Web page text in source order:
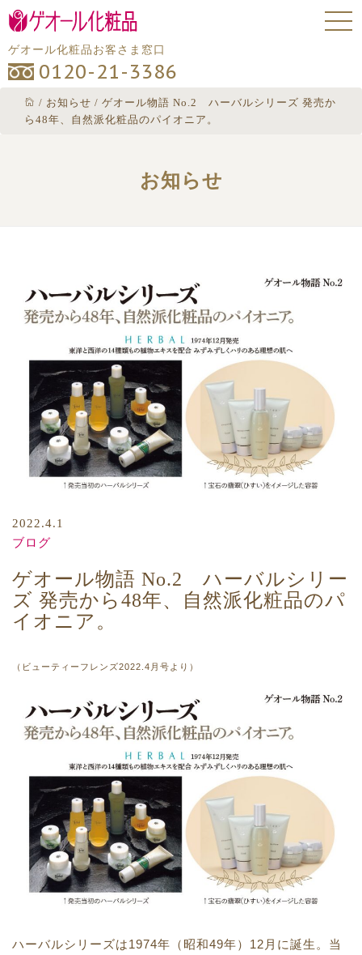
ゲオール化粧品お客さま窓口
0120-21-3386
/ お知らせ / ゲオール物語 No.2 ハーバルシリーズ 発売か
ら48年、自然派化粧品のパイオニア。
お知らせ
2022.4.1
ブログ
ゲオール物語 No.2 ハーバルシリー
ズ 発売から48年、自然派化粧品のパ
イオニア。
（ビューティーフレンズ2022.4 月号より）
ハーバルシリーズは1974年（昭和49年）12月に誕生。当